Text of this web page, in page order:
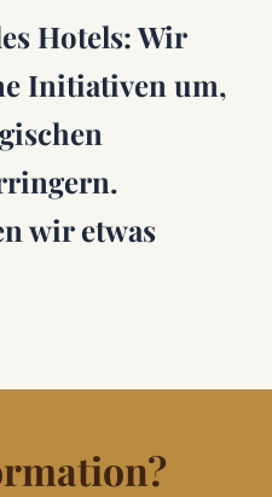
Hotels: Wir
Initiativen um,
wir etwas